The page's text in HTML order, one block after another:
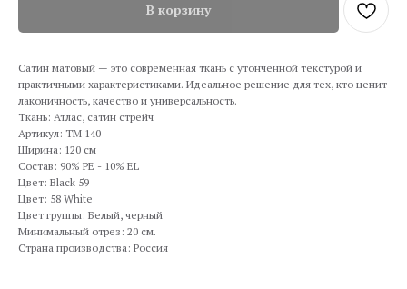
В корзину
Сатин матовый — это современная ткань с утонченной текстурой и
практичными характеристиками. Идеальное решение для тех, кто ценит
лаконичность, качество и универсальность.
Ткань: Атлас, сатин стрейч
Артикул: TM 140
Ширина: 120 см
Состав: 90% PE - 10% EL
Цвет: Black 59
Цвет: 58 White
Цвет группы: Белый, черный
Минимальный отрез: 20 см.
Страна производства: Россия